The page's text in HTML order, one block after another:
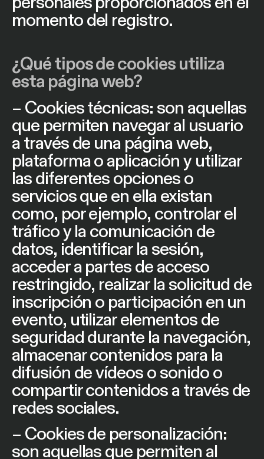
momento del registro.
¿Qué tipos de cookies utiliza
esta página web?
– Cookies técnicas: son aquellas
que permiten navegar al usuario
a través de una página web,
plataforma o aplicación y utilizar
las diferentes opciones o
servicios que en ella existan
como, por ejemplo, controlar el
tráfico y la comunicación de
datos, identificar la sesión,
acceder a partes de acceso
restringido, realizar la solicitud de
inscripción o participación en un
evento, utilizar elementos de
seguridad durante la navegación,
almacenar contenidos para la
difusión de vídeos o sonido o
compartir contenidos a través de
redes sociales.
– Cookies de personalización:
son aquellas que permiten al